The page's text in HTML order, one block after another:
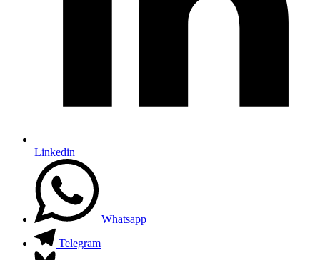
Linkedin
Whatsapp
Telegram